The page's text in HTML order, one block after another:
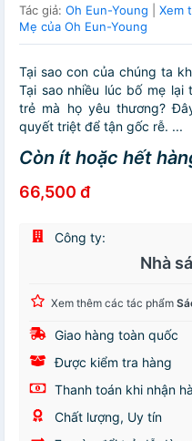
Tác giả: Oh Eun-Young
Xem
Mẹ của Oh Eun-Young
Tại sao con của chúng ta
Tại sao nhiều lúc bố mẹ
trẻ mà họ yêu thương?
quyết triệt để tận gốc rễ. ...
Còn ít hoặc hết
66,500 đ
Công ty:
Nhà
Xem thêm các tác phẩm
Giao hàng toàn quốc
Được kiểm tra hàng
Thanh toán khi nhận
Chất lượng, Uy tín